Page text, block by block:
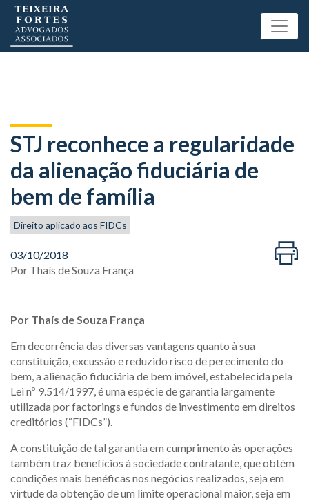
STJ reconhece a regularidade
da alienação fiduciária de
bem de família
Direito aplicado aos FIDCs
03/10/2018
Por Thaís de Souza França
Por Thaís de Souza França
Em decorrência das diversas vantagens quanto à sua
constituição, excussão e reduzido risco de perecimento do
bem, a alienação fiduciária de bem imóvel, estabelecida pela
Lei nº 9.514/1997, é uma espécie de garantia largamente
utilizada por factorings e fundos de investimento em direitos
creditórios (“FIDCs”).
A constituição de tal garantia em cumprimento às operações
também traz benefícios à sociedade contratante, que obtém
condições mais benéficas nos negócios realizados, seja em
virtude da obtenção de um limite operacional maior, seja em